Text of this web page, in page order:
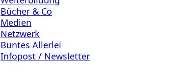
Bücher & Co
Medien
Netzwerk
Buntes Allerlei
Infopost / Newsletter